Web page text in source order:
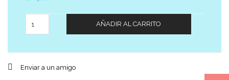
AÑADIR AL CARRITO
Enviar a un amigo